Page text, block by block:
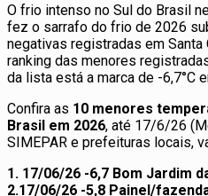
O frio intenso no Sul do Brasil
fez o sarrafo do frio de 2026
negativas registradas em Santa
ranking das menores
da lista está a marca de -6,7°C
Confira as 10 menores
Brasil em 2026, até 17/6/26
SIMEPAR e prefeituras locais,
1. 17/06/26 -6,7 Bom Jardim
2.17/06/26 -5,8 Painel/